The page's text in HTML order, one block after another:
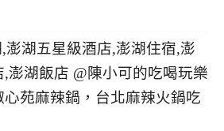
心苑麻辣鍋，台北麻辣火鍋吃